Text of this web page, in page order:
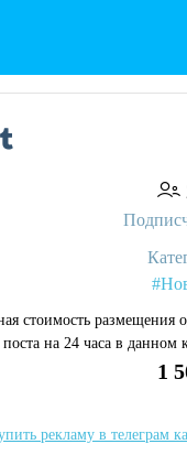
стоимость размещения
на 24 часа в данном
1
рекламу в телеграм